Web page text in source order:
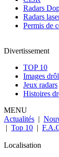
Radars
Radars
Permis de
Divertissement
TOP 10
Images
Jeux radars
Histoires
MENU
Actualités |
| Top 10 |
Localisation